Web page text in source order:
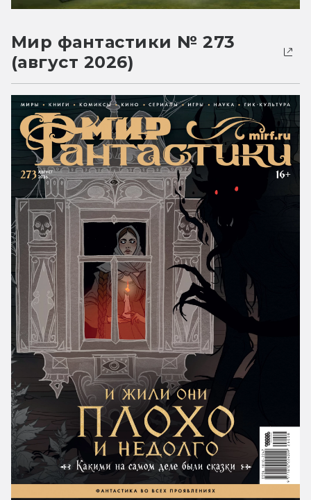
Мир фантастики № 273
(август 2026)